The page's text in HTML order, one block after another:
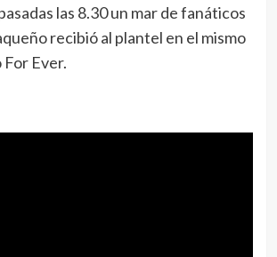
las 8.30 un mar de fanáticos
recibió al plantel en el mismo
Ever.